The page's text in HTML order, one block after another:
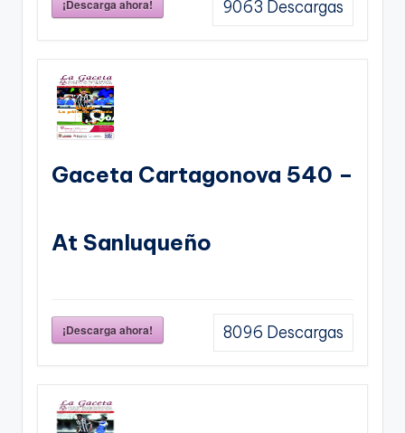
¡Descarga ahora! 9063 Descargas
Gaceta Cartagonova 540 –
At Sanluqueño
¡Descarga ahora! 8096 Descargas